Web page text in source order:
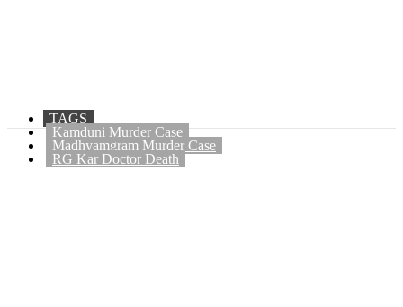
TAGS
Kamduni Murder Case
Madhyamgram Murder Case
RG Kar Doctor Death